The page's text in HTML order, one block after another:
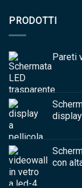
PRODOTTI
Pareti
con